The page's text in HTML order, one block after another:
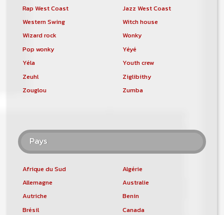
Rap West Coast
Jazz West Coast
Western Swing
Witch house
Wizard rock
Wonky
Pop wonky
Yéyé
Yéla
Youth crew
Zeuhl
Ziglibithy
Zouglou
Zumba
Pays
Afrique du Sud
Algérie
Allemagne
Australie
Autriche
Benin
Brésil
Canada